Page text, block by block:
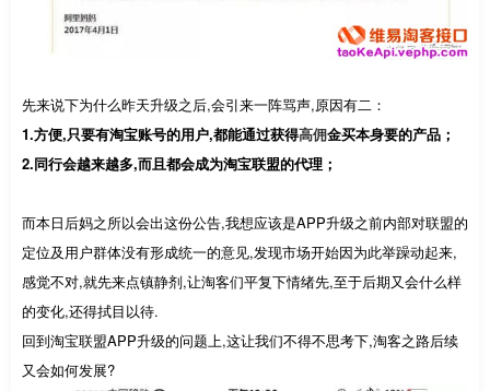
先来说下为什么昨天升级之后,会引来一阵骂声,原因有二：
1.方便,只要有淘宝账号的用户,都能通过获得高佣金买本身要的产品；
2.同行会越来越多,而且都会成为淘宝联盟的代理；
而本日后妈之所以会出这份公告,我想应该是APP升级之前内部对联盟的
定位及用户群体没有形成统一的意见,发现市场开始因为此举躁动起来,
感觉不对,就先来点镇静剂,让淘客们平复下情绪先,至于后期又会什么样
的变化,还得拭目以待.
回到淘宝联盟APP升级的问题上,这让我们不得不思考下,淘客之路后续
又会如何发展?